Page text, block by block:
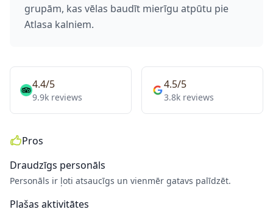
grupām, kas vēlas baudīt mierīgu atpūtu pie
Atlasa kalniem.
4.4/5
9.9k reviews
4.5/5
3.8k reviews
Pros
Draudzīgs personāls
Personāls ir ļoti atsaucīgs un vienmēr gatavs palīdzēt.
Plašas aktivitātes